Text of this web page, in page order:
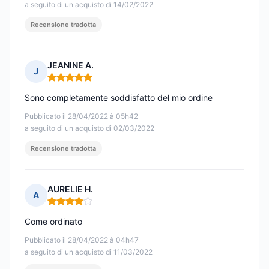
a seguito di un acquisto di 14/02/2022
Recensione tradotta
J
JEANINE A.
Nota: 5 su 5
Pubblicato il 28/04/2022 à 05h42
a seguito di un acquisto di 02/03/2022
Sono completamente soddisfatto del mio ordine
Recensione tradotta
A
AURELIE H.
Nota: 4 su 5
Pubblicato il 28/04/2022 à 04h47
a seguito di un acquisto di 11/03/2022
Come ordinato